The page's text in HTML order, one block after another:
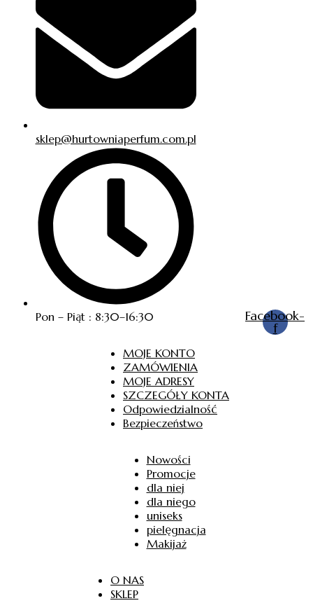
sklep@hurtowniaperfum.com.pl
Pon – Piąt : 8:30–16:30 Facebook-
f
MOJE KONTO
ZAMÓWIENIA
MOJE ADRESY
SZCZEGÓŁY KONTA
Odpowiedzialność
Bezpieczeństwo
Nowości
Promocje
dla niej
dla niego
uniseks
pielęgnacja
Makijaż
O NAS
SKLEP